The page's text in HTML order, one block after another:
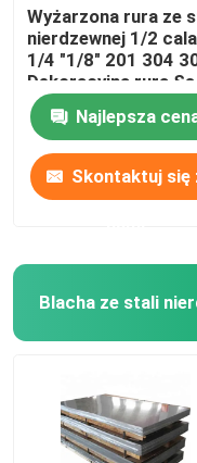
Wyżarzona rura ze
nierdzewnej 1/2 cala
1/4 "1/8" 201 304
Dekoracyjna rura Ss
okrągła
Najlepsza
Skontaktuj się
Blacha ze stali